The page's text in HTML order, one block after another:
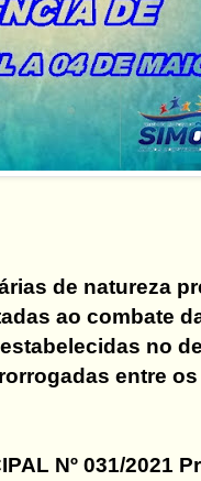
de natureza
ao combate
no
entre
Nº 031/2021